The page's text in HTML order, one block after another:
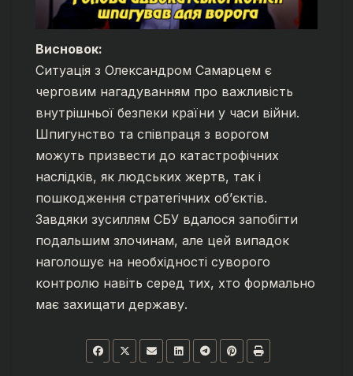
Висновок:
Ситуація з Олександром Самарцем є
черговим нагадуванням про важливість
внутрішньої безпеки країни у часи війни.
Шпигунство та співпраця з ворогом
можуть призвести до катастрофічних
наслідків, як людських жертв, так і
пошкодження стратегічних об’єктів.
Завдяки зусиллям СБУ вдалося запобігти
подальшим злочинам, але цей випадок
наголошує на необхідності суворого
контролю навіть серед тих, хто формально
має захищати державу.